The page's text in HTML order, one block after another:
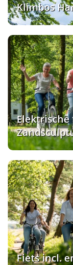
Klimbos
Fiets incl.